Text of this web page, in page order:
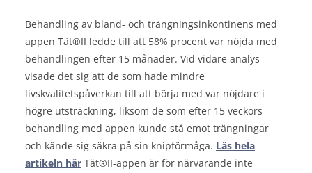
Behandling av bland- och trängningsinkontinens med
appen Tät®II ledde till att 58% procent var nöjda med
behandlingen efter 15 månader. Vid vidare analys
visade det sig att de som hade mindre
livskvalitetspåverkan till att börja med var nöjdare i
högre utsträckning, liksom de som efter 15 veckors
behandling med appen kunde stå emot trängningar
och kände sig säkra på sin knipförmåga. Läs hela
artikeln här Tät®II-appen är för närvarande inte